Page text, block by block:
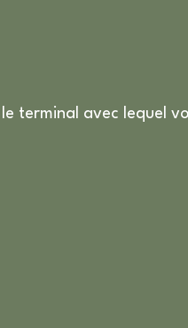
TRANSITION
terminal avec lequel